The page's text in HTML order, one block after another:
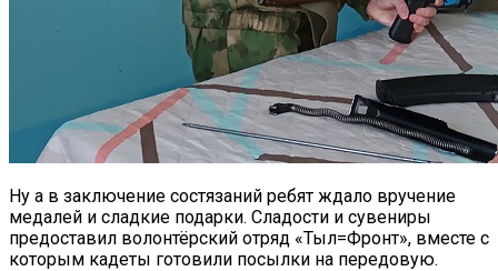
Ну а в заключение состязаний ребят ждало вручение
медалей и сладкие подарки. Сладости и сувениры
предоставил волонтёрский отряд «Тыл=Фронт», вместе с
которым кадеты готовили посылки на передовую.